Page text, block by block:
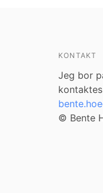
KONTAKT
Jeg bor
© Bente